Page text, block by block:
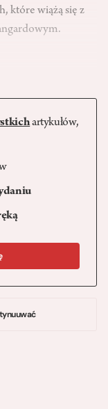
które wiążą się z
artykułów,